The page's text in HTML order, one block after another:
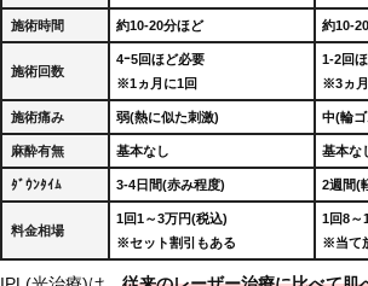
施術時間 約10-20分ほど 約10-
施術回数
4ｰ5回ほど必要
※1ヵ月に1回
1-2回
※3ヵ
施術痛み 弱(熱に似た刺激) 中(輪
麻酔有無 基本なし 基本な
ﾀﾞｳﾝﾀｲﾑ 3-4日間(赤み程度) 2週間(
料金相場
1回1～3万円(税込)
※セット割引もある
1回8～
※当て